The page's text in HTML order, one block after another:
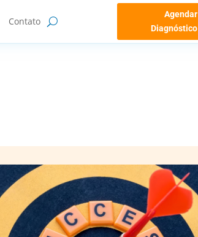
Contato
Agendar
Diagnóstico